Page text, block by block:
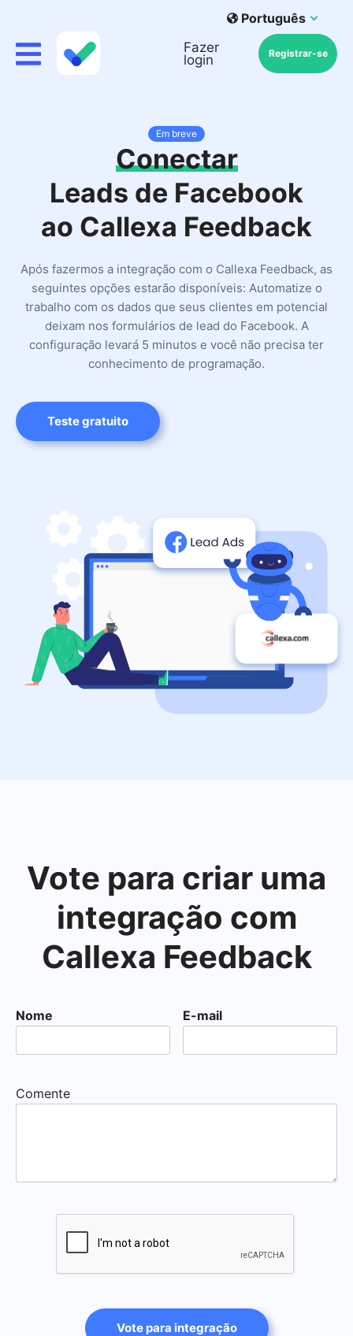
Português
Fazer
login
Registrar-se
Em breve
Conectar
Leads de Facebook
ao Callexa Feedback
Após fazermos a integração com o Callexa Feedback, as
seguintes opções estarão disponíveis: Automatize o
trabalho com os dados que seus clientes em potencial
deixam nos formulários de lead do Facebook. A
configuração levará 5 minutos e você não precisa ter
conhecimento de programação.
Teste gratuito
Vote para criar uma
integração com
Callexa Feedback
Nome E-mail
Comente
Vote para integração